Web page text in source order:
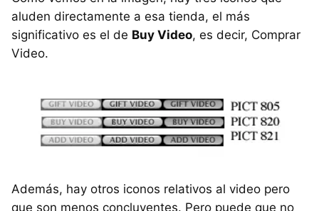
aluden directamente a esa tienda, el más
significativo es el de Buy Video, es decir, Comprar
Video.
Además, hay otros iconos relativos al video pero
que son menos concluyentes. Pero puede que no